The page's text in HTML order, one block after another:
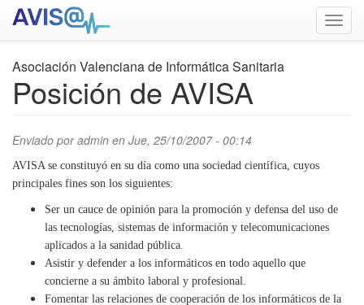
Pasar
Asociación Valenciana de Informática Sanitaria
Posición de AVISA
Enviado poradmin en Jue, 25/10/2007 - 00:14
payday loans for usa
AVISA se constituyó en su día como una sociedad científica, cuyos
principales fines son los siguientes:
Ser un cauce de opinión para la promoción y defensa del uso de
las tecnologías, sistemas de información y telecomunicaciones
aplicados a la sanidad pública.
Asistir y defender a los informáticos en todo aquello que
concierne a su ámbito laboral y profesional.
Fomentar las relaciones de cooperación de los informáticos de la